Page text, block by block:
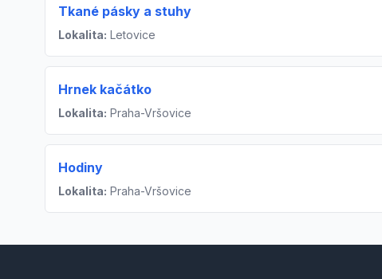
Tkané pásky a stuhy
Lokalita: Letovice
Hrnek kačátko
Lokalita: Praha-Vršovice
Hodiny
Lokalita: Praha-Vršovice